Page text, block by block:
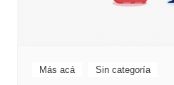
Más acá Sin categoría